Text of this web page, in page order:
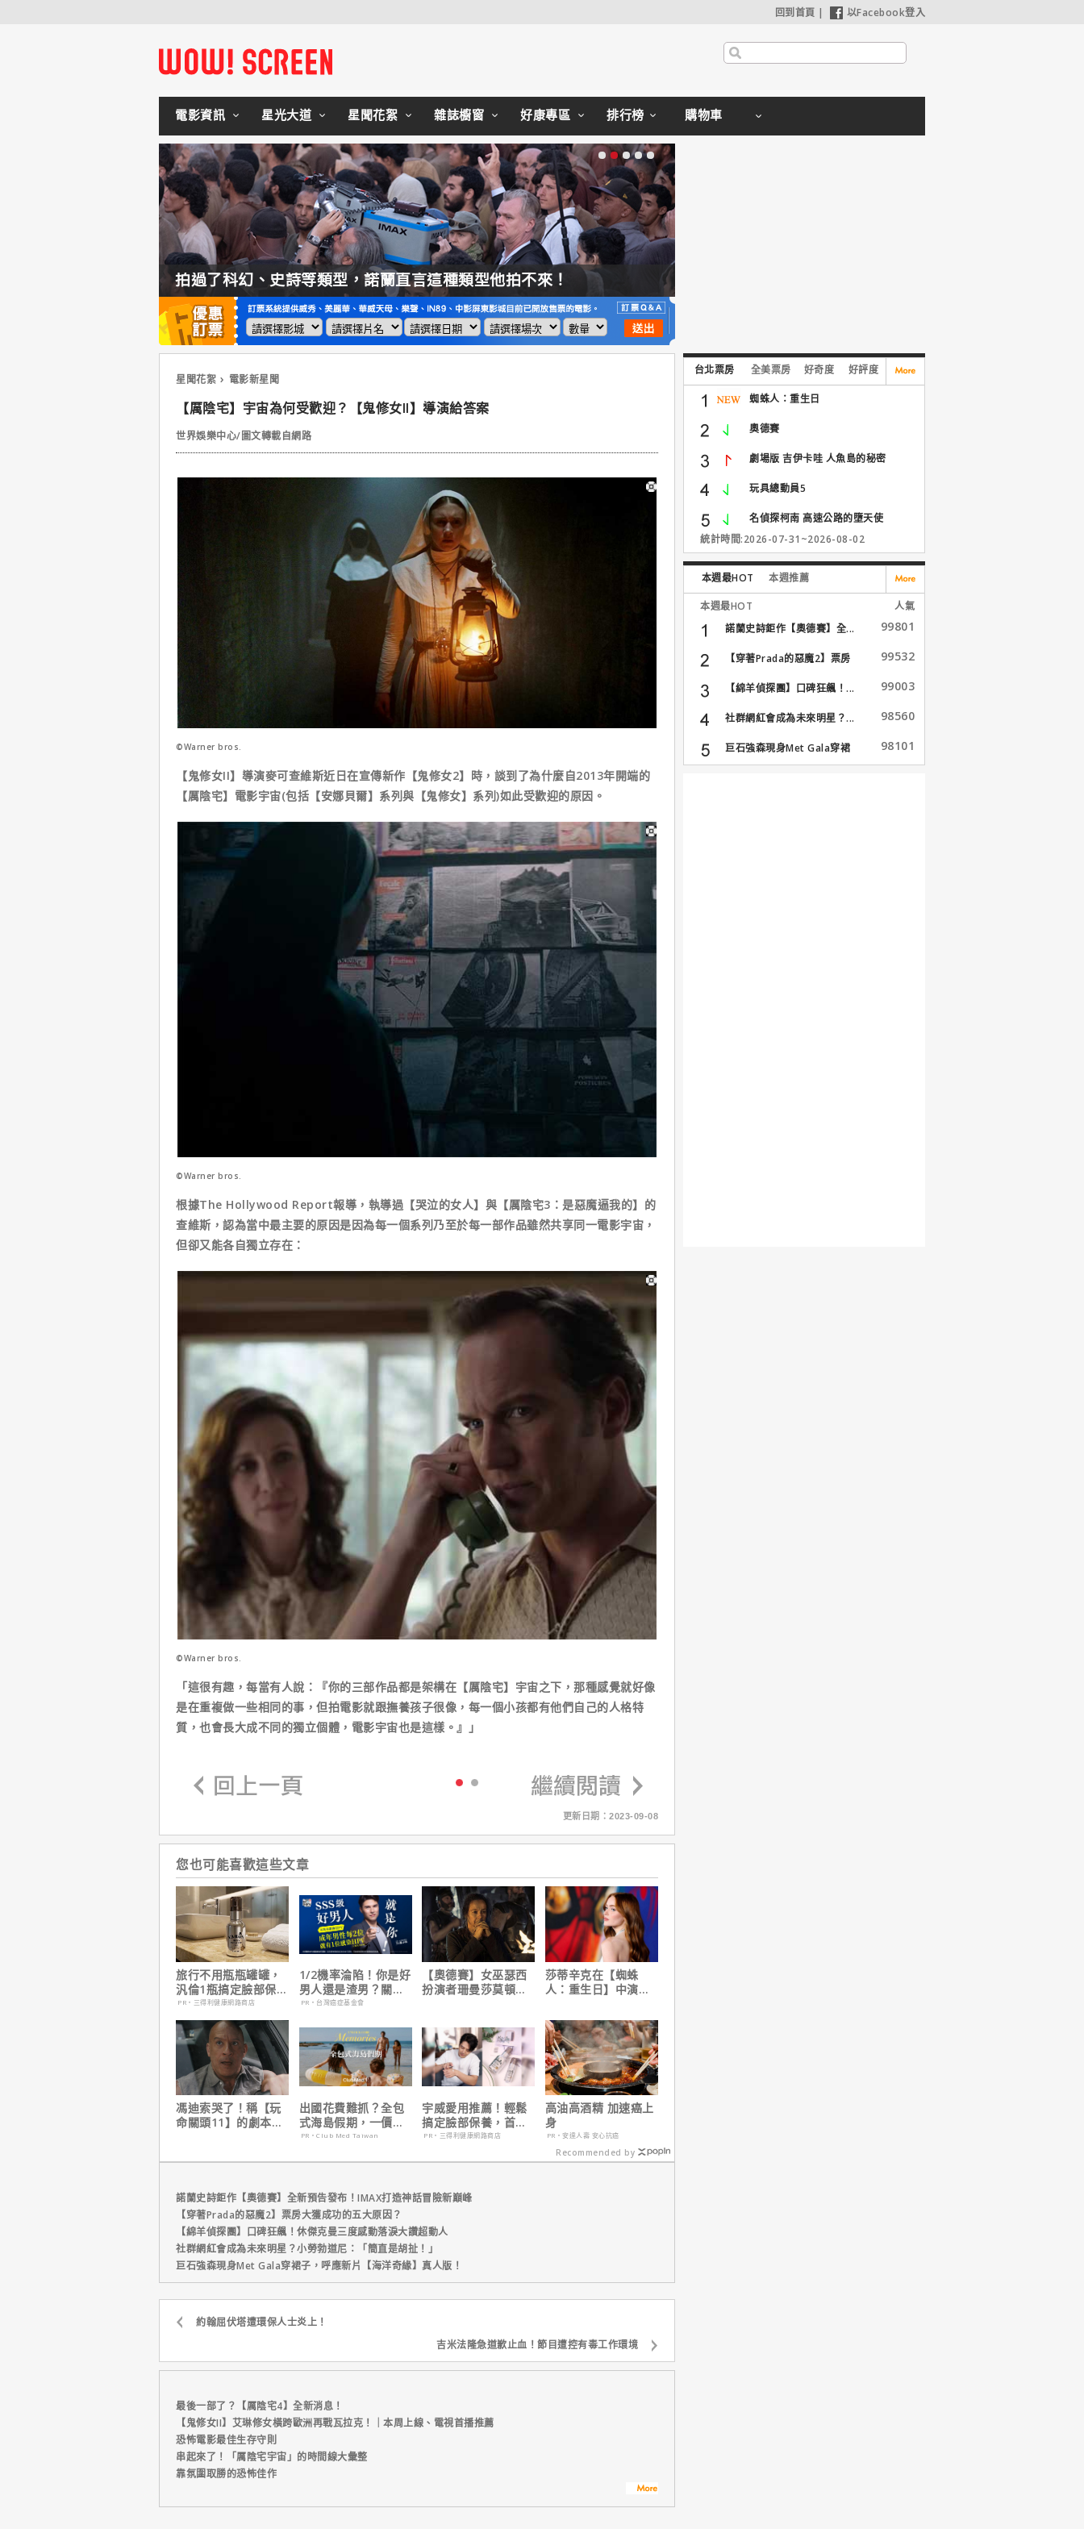
回到首頁 | 以Facebook登入
電影資訊 星光大道 星聞花絮 雜誌櫥窗 好康專區 排行榜 購物車
拍過了科幻、史詩等類型，諾蘭直言這種類型他拍不來！
星聞花絮 電影新星聞
【厲陰宅】宇宙為何受歡迎？【鬼修女II】導演給答案
世界娛樂中心/圖文轉載自網路
©Warner bros.
【鬼修女II】導演麥可查維斯近日在宣傳新作【鬼修女2】時，談到了為什麼自2013年開端的
【厲陰宅】電影宇宙(包括【安娜貝爾】系列與【鬼修女】系列)如此受歡迎的原因。
©Warner bros.
根據The Hollywood Report報導，執導過【哭泣的女人】與【厲陰宅3：是惡魔逼我的】的
查維斯，認為當中最主要的原因是因為每一個系列乃至於每一部作品雖然共享同一電影宇宙，
但卻又能各自獨立存在：
©Warner bros.
「這很有趣，每當有人說：『你的三部作品都是架構在【厲陰宅】宇宙之下，那種感覺就好像
是在重複做一些相同的事，但拍電影就跟撫養孩子很像，每一個小孩都有他們自己的人格特
質，也會長大成不同的獨立個體，電影宇宙也是這樣。』」
更新日期：2023-09-08
您也可能喜歡這些文章
旅行不用瓶瓶罐罐，
汎倫1瓶搞定臉部保
養！
PR・三得利健康網路商店
1/2機率淪陷！你是好
男人還是渣男？關鍵
在這
PR・台灣癌症基金會
【奧德賽】女巫瑟西
扮演者珊曼莎莫頓曝
莎蒂辛克在【蜘蛛
人：重生日】中演的
下伏筆？
馮迪索哭了！稱【玩
命關頭11】的劇本是
出國花費難抓？全包
式海島假期，一價搞
定食宿玩樂，省錢更
PR・Club Med Taiwan
宇威愛用推薦！輕鬆
搞定臉部保養，首購
只要$390
PR・三得利健康網路商店
高油高酒精 加速癌上
身
PR・安達人壽 安心抗癌
Recommended by
諾蘭史詩鉅作【奧德賽】全新預告發布！IMAX打造神話冒險新巔峰
【穿著Prada的惡魔2】票房大獲成功的五大原因？
【綿羊偵探團】口碑狂飆！休傑克曼三度感動落淚大讚超動人
社群網紅會成為未來明星？小勞勃道尼：「簡直是胡扯！」
巨石強森現身Met Gala穿裙子，呼應新片【海洋奇緣】真人版！
約翰屈伏塔遭環保人士炎上！
吉米法隆急道歉止血！節目遭控有毒工作環境
最後一部了？【厲陰宅4】全新消息！
【鬼修女II】艾琳修女橫跨歐洲再戰瓦拉克！｜本周上線、電視首播推薦
恐怖電影最佳生存守則
串起來了！「厲陰宅宇宙」的時間線大彙整
靠氛圍取勝的恐怖佳作
台北票房 全美票房 好奇度 好評度
蜘蛛人：重生日
奧德賽
劇場版 吉伊卡哇 人魚島的秘密
玩具總動員5
名偵探柯南 高速公路的墮天使
統計時間:2026-07-31~2026-08-02
本週最HOT 本週推薦
本週最HOT
人氣
諾蘭史詩鉅作【奧德賽】全...
99801
【穿著Prada的惡魔2】票房
99532
【綿羊偵探團】口碑狂飆！... 99003
社群網紅會成為未來明星？... 98560
巨石強森現身Met Gala穿裙
子...
98101